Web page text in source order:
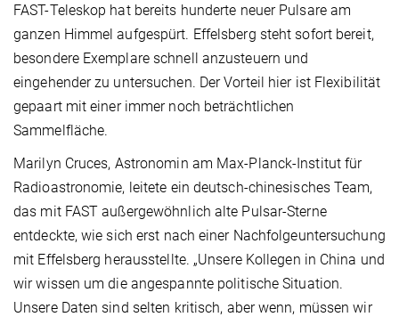
FAST-Teleskop hat bereits hunderte neuer Pulsare am
ganzen Himmel aufgespürt. Effelsberg steht sofort bereit,
besondere Exemplare schnell anzusteuern und
eingehender zu untersuchen. Der Vorteil hier ist Flexibilität
gepaart mit einer immer noch beträchtlichen
Sammelfläche.
Marilyn Cruces, Astronomin am Max-Planck-Institut für
Radioastronomie, leitete ein deutsch-chinesisches Team,
das mit FAST außergewöhnlich alte Pulsar-Sterne
entdeckte, wie sich erst nach einer Nachfolgeuntersuchung
mit Effelsberg herausstellte. „Unsere Kollegen in China und
wir wissen um die angespannte politische Situation.
Unsere Daten sind selten kritisch, aber wenn, müssen wir